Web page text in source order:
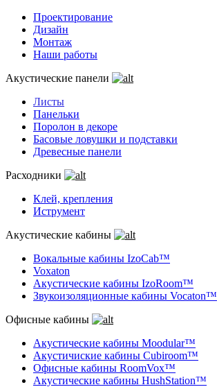
Проектирование
Дизайн
Монтаж
Наши работы
Акустические панели
Листы
Панельки
Поролон в декоре
Басовые ловушки и подставки
Древесные панели
Расходники
Клей, крепления
Иструмент
Акустические кабины
Вокальные кабины IzoCab™
Voxaton
Акустические кабины IzoRoom™
Звукоизоляционные кабины Vocaton™
Офисные кабины
Акустические кабины Moodular™
Акустичиские кабины Cubiroom™
Офисные кабины RoomVox™
Акустические кабины HushStation™